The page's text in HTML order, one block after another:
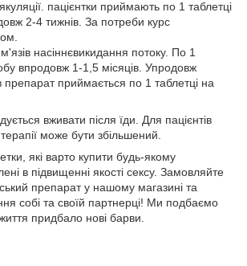
пацієнтки приймають по 1 таблетці
2-4 тижнів. За потреби курс
насіннєвикидання потоку. По 1
впродовж 1-1,5 місяців. Упродовж
препарат приймається по 1 таблетці на
вживати після їди. Для пацієнтів
може бути збільшений.
які варто купити будь-якому
в підвищенні якості сексу. Замовляйте
препарат у нашому магазині та
собі та своїй партнерці! Ми подбаємо
придбало нові барви.